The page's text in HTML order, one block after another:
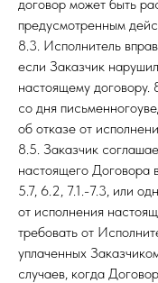
договор может быть
предусмотренным
8.3. Исполнитель
если Заказчик
настоящему договору.
со дня
об отказе от
8.5. Заказчик
настоящего Договора
5.7, 6.2, 7.1.-7.3, или
от исполнения
требовать от
уплаченных
случаев, когда